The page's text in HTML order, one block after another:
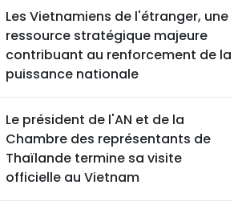
Les Vietnamiens de l'étranger, une
ressource stratégique majeure
contribuant au renforcement de la
puissance nationale
Le président de l'AN et de la
Chambre des représentants de
Thaïlande termine sa visite
officielle au Vietnam